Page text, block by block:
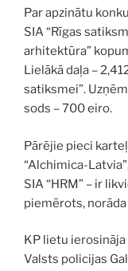
Par apzinātu
SIA “Rīgas
arhitektūra”
Lielākā daļa –
satiksmei”.
sods – 700 eiro.
Pārējie pieci
“Alchimica-
SIA “HRM” – ir
piemērots, norāda
KP lietu
Valsts policijas